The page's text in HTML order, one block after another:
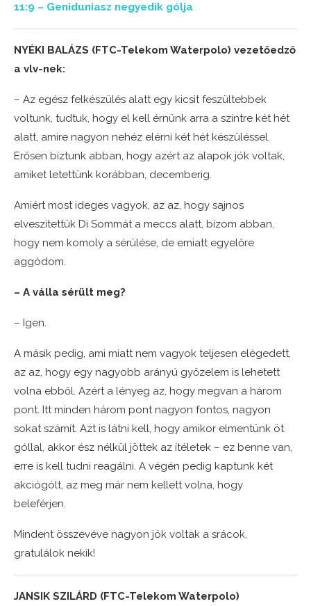
11:9 – Geniduniasz negyedik gólja
NYÉKI BALÁZS (FTC-Telekom Waterpolo) vezetőedző
a vlv-nek:
– Az egész felkészülés alatt egy kicsit feszültebbek
voltunk, tudtuk, hogy el kell érnünk arra a szintre két hét
alatt, amire nagyon nehéz elérni két hét készüléssel.
Erősen bíztunk abban, hogy azért az alapok jók voltak,
amiket letettünk korábban, decemberig.
Amiért most ideges vagyok, az az, hogy sajnos
elveszítettük Di Sommát a meccs alatt, bízom abban,
hogy nem komoly a sérülése, de emiatt egyelőre
aggódom.
– A válla sérült meg?
– Igen.
A másik pedig, ami miatt nem vagyok teljesen elégedett,
az az, hogy egy nagyobb arányú győzelem is lehetett
volna ebből. Azért a lényeg az, hogy megvan a három
pont. Itt minden három pont nagyon fontos, nagyon
sokat számít. Azt is látni kell, hogy amikor elmentünk öt
góllal, akkor ész nélkül jöttek az ítéletek – ez benne van,
erre is kell tudni reagálni. A végén pedig kaptunk két
akciógólt, az meg már nem kellett volna, hogy
beleférjen.
Mindent összevéve nagyon jók voltak a srácok,
gratulálok nekik!
JANSIK SZILÁRD (FTC-Telekom Waterpolo)